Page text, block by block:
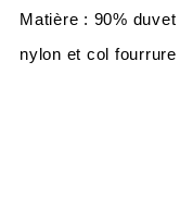
Matière : 90%
nylon et col fourrure